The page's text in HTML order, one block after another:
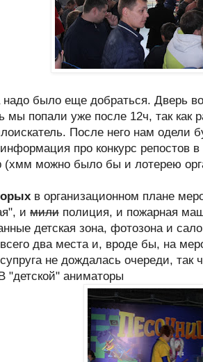
надо было еще добраться. Дверь
мы попали уже после 12ч, так как
После него нам одели
про конкурс репостов
(хмм можно было бы и лотерею
в организационном плане
и мили полиция, и пожарная
детская зона, фотозона и
два места и, вроде бы, на
не дождалась очереди, так
"детской" аниматоры